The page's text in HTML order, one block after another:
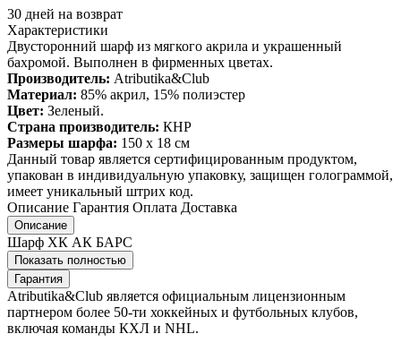
30 дней на возврат
Характеристики
Двусторонний шарф из мягкого акрила и украшенный
бахромой. Выполнен в фирменных цветах.
Производитель: Atributika&Club
Материал: 85% акрил, 15% полиэстер
Цвет: Зеленый.
Страна производитель: КНР
Размеры шарфа: 150 х 18 см
Данный товар является сертифицированным продуктом,
упакован в индивидуальную упаковку, защищен голограммой,
имеет уникальный штрих код.
Описание Гарантия Оплата Доставка
Описание
Шарф ХК АК БАРС
Показать полностью
Гарантия
Atributika&Club является официальным лицензионным
партнером более 50-ти хоккейных и футбольных клубов,
включая команды КХЛ и NHL.